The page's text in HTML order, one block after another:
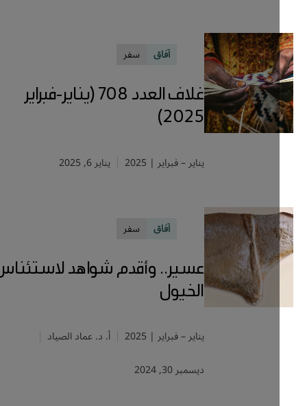
سفر
غلاف العدد 708 (يناير-فبراير
2025)
يناير – فبراير | 2025 يناير 6, 2025
سفر
عسير.. وأقدم شواهد لاستئناس
الخيول
يناير – فبراير | 2025
أ. د. عماد الصياد
ديسمبر 30, 2024